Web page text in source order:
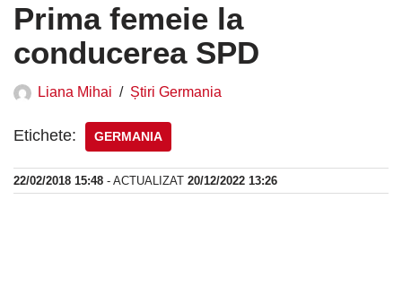
Prima femeie la
conducerea SPD
Liana Mihai Știri Germania
Etichete: GERMANIA
22/02/2018 15:48 - ACTUALIZAT 20/12/2022 13:26